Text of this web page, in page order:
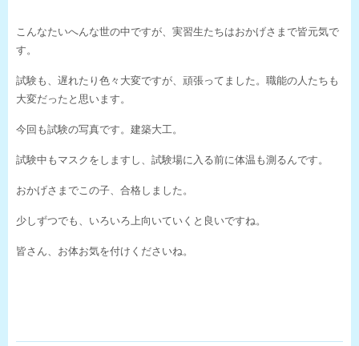
こんなたいへんな世の中ですが、実習生たちはおかげさまで皆元気で
す。
試験も、遅れたり色々大変ですが、頑張ってました。職能の人たちも
大変だったと思います。
今回も試験の写真です。建築大工。
試験中もマスクをしますし、試験場に入る前に体温も測るんです。
おかげさまでこの子、合格しました。
少しずつでも、いろいろ上向いていくと良いですね。
皆さん、お体お気を付けくださいね。